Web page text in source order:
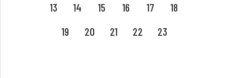
13
14 15 16 17
18
19
20 21 22 23